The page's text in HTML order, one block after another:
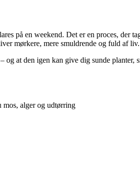
på en weekend. Det er en proces,
mørkere, mere smuldrende og fuld af liv.
og at den igen kan give dig sunde planter,
mos, alger og udtørring